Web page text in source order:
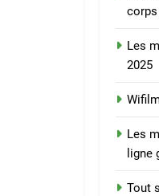
Les
2025
Les
ligne
Tout